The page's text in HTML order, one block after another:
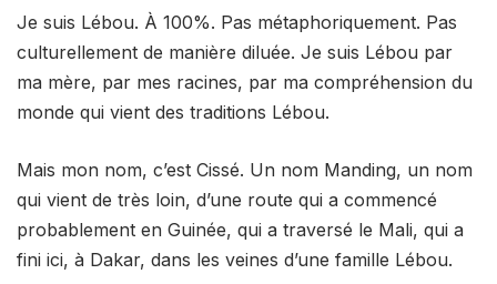
Je suis Lébou. À 100%. Pas métaphoriquement. Pas
culturellement de manière diluée. Je suis Lébou par
ma mère, par mes racines, par ma compréhension du
monde qui vient des traditions Lébou.
Mais mon nom, c’est Cissé. Un nom Manding, un nom
qui vient de très loin, d’une route qui a commencé
probablement en Guinée, qui a traversé le Mali, qui a
fini ici, à Dakar, dans les veines d’une famille Lébou.